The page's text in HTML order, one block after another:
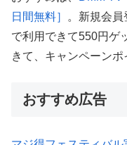
日間無料］
。新規会員
で利用できて550円ゲ
きて、キャンペーンポ
おすすめ広告